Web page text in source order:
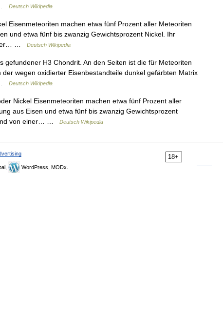
Deutsch Wikipedia
Eisenmeteoriten machen etwa fünf Prozent aller Meteoriten
und etwa fünf bis zwanzig Gewichtsprozent Nickel. Ihr
…
Deutsch Wikipedia
H3 Chondrit. An den Seiten ist die für Meteoriten
wegen oxidierter Eisenbestandteile dunkel gefärbten Matrix
Deutsch Wikipedia
Nickel Eisenmeteoriten machen etwa fünf Prozent aller
aus Eisen und etwa fünf bis zwanzig Gewichtsprozent
von einer… …
Deutsch Wikipedia
18+
WordPress, MODx.